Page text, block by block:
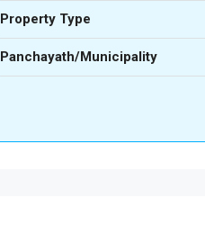
Property Type
Panchayath/Municipality